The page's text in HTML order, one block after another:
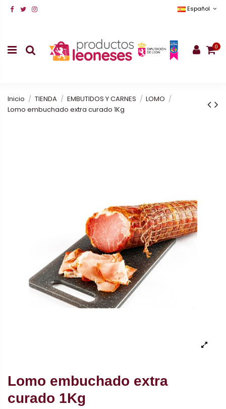
Español
0
Inicio TIENDA EMBUTIDOS Y CARNES
LOMO
Lomo embuchado extra curado 1Kg
Lomo embuchado extra
curado 1Kg